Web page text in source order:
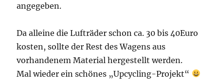
angegeben.
Da alleine die Lufträder schon ca. 30 bis 40Euro
kosten, sollte der Rest des Wagens aus
vorhandenem Material hergestellt werden.
Mal wieder ein schönes „Upcycling-Projekt“